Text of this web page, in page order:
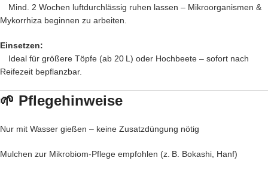
Mind. 2 Wochen luftdurchlässig ruhen lassen – Mikroorganismen &
Mykorrhiza beginnen zu arbeiten.
Einsetzen:
Ideal für größere Töpfe (ab 20 L) oder Hochbeete – sofort nach
Reifezeit bepflanzbar.
🌱 Pflegehinweise
Nur mit Wasser gießen – keine Zusatzdüngung nötig
Mulchen zur Mikrobiom-Pflege empfohlen (z. B. Bokashi, Hanf)